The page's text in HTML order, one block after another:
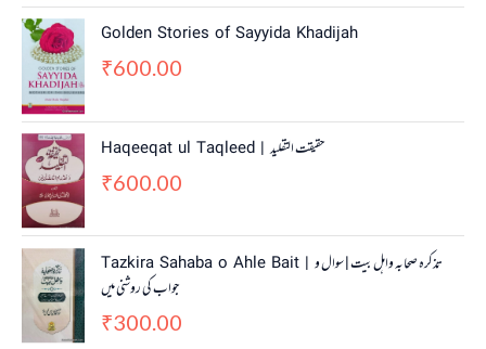
Golden Stories of Sayyida Khadijah
₹600.00
Haqeeqat ul Taqleed | حقیقت التقلید
₹600.00
Tazkira Sahaba o Ahle Bait | تذکرہ صحابہ واہل بیت | سوال و
جواب کی روشنی میں
₹300.00